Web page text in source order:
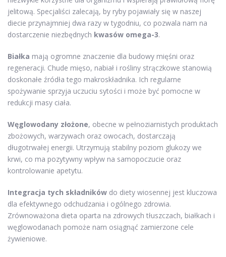
jelitową. Specjaliści zalecają, by ryby pojawiały się w naszej
diecie przynajmniej dwa razy w tygodniu, co pozwala nam na
dostarczenie niezbędnych kwasów omega-3.
Białka mają ogromne znaczenie dla budowy mięśni oraz
regeneracji. Chude mięso, nabiał i rośliny strączkowe stanowią
doskonałe źródła tego makroskładnika. Ich regularne
spożywanie sprzyja uczuciu sytości i może być pomocne w
redukcji masy ciała.
Węglowodany złożone, obecne w pełnoziarnistych produktach
zbożowych, warzywach oraz owocach, dostarczają
długotrwałej energii. Utrzymują stabilny poziom glukozy we
krwi, co ma pozytywny wpływ na samopoczucie oraz
kontrolowanie apetytu.
Integracja tych składników do diety wiosennej jest kluczowa
dla efektywnego odchudzania i ogólnego zdrowia.
Zrównoważona dieta oparta na zdrowych tłuszczach, białkach i
węglowodanach pomoże nam osiągnąć zamierzone cele
żywieniowe.